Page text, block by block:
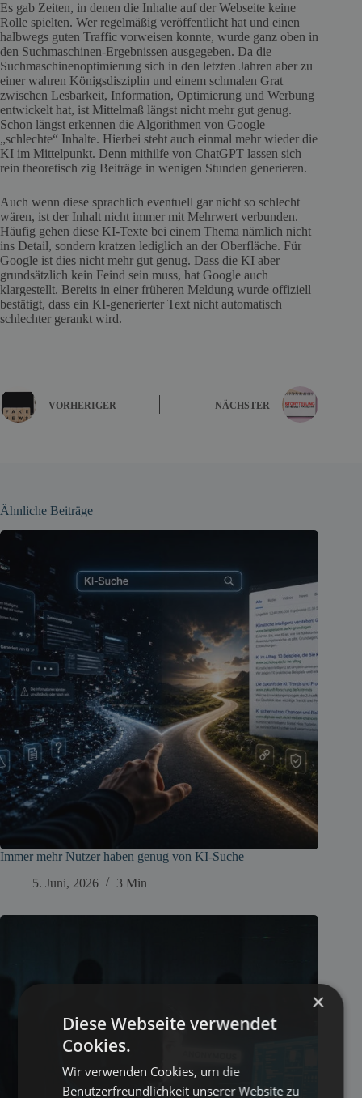
Es gab Zeiten, in denen die Inhalte auf der Webseite keine
Rolle spielten. Wer regelmäßig veröffentlicht hat und einen
halbwegs guten Traffic vorweisen konnte, wurde ganz oben in
den Suchmaschinen-Ergebnissen ausgegeben. Da die
Suchmaschinenoptimierung sich in den letzten Jahren aber zu
einer wahren Königsdisziplin und einem schmalen Grat
zwischen Lesbarkeit, Information, Optimierung und Werbung
entwickelt hat, ist Mittelmaß längst nicht mehr gut genug.
Schon längst erkennen die Algorithmen von Google
„schlechte“ Inhalte. Hierbei steht auch einmal mehr wieder die
KI im Mittelpunkt. Denn mithilfe von ChatGPT lassen sich
rein theoretisch zig Beiträge in wenigen Stunden generieren.
Auch wenn diese sprachlich eventuell gar nicht so schlecht
wären, ist der Inhalt nicht immer mit Mehrwert verbunden.
Häufig gehen diese KI-Texte bei einem Thema nämlich nicht
ins Detail, sondern kratzen lediglich an der Oberfläche. Für
Google ist dies nicht mehr gut genug. Dass die KI aber
grundsätzlich kein Feind sein muss, hat Google auch
klargestellt. Bereits in einer früheren Meldung wurde offiziell
bestätigt, dass ein KI-generierter Text nicht automatisch
schlechter gerankt wird.
VORHERIGER NÄCHSTER
Ähnliche Beiträge
Immer mehr Nutzer haben genug von KI-Suche
5. Juni, 2026
3 Min
×
Diese Webseite verwendet
Cookies.
Wir verwenden Cookies, um die
Benutzerfreundlichkeit unserer Website zu